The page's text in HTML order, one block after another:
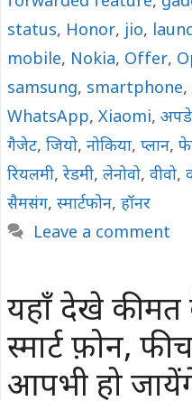
status, Honor, jio,
mobile, Nokia, Offer,
samsung, smartphone,
WhatsApp, Xiaomi,
गैजेट, जियो, नोकिया, प्लान,
रियलमी, रेडमी, लेनोवो, वीवो,
सैमसंग, स्मार्टफोन, हॉनर
Leave a comment
यहाँ देखे कीमत
स्मार्ट फ़ोन,
आपभी हो